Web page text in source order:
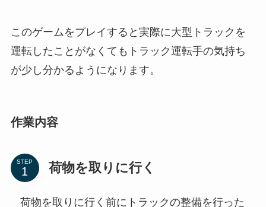
このゲームをプレイすると実際に大型トラックを
運転したことがなくてもトラック運転手の気持ち
が少し分かるようになります。
作業内容
STEP 荷物を取りに行く
荷物を取りに行く前にトラックの整備を行った